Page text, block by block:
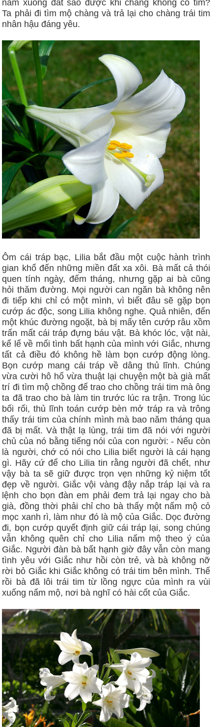
nằm xuống đất sao được khi chàng không có tim?
Ta phải đi tìm mộ chàng và trả lại cho chàng trái tim
nhân hậu đáng yêu.
Ôm cái tráp bạc, Lilia bắt đầu một cuộc hành trình
gian khổ đến những miền đất xa xôi. Bà mất cả thói
quen tính ngày, đếm tháng, nhưng gặp ai bà cũng
hỏi thăm đường. Mọi người can ngăn bà không nên
đi tiếp khi chỉ có một mình, vì biết đâu sẽ gặp bọn
cướp ác độc, song Lilia không nghe. Quả nhiên, đến
một khúc đường ngoặt, bà bị mấy tên cướp râu xồm
trấn mất cái tráp đựng báu vật. Bà khóc lóc, vật nài,
kể lể về mối tình bất hạnh của mình với Giắc, nhưng
tất cả điều đó không hề làm bọn cướp động lòng.
Bọn cướp mang cái tráp về dâng thủ lĩnh. Chúng
vừa cười hô hố vừa thuật lại chuyện một bà già mất
trí đi tìm mộ chồng để trao cho chồng trái tim mà ông
ta đã trao cho bà làm tin trước lúc ra trận. Trong lúc
bối rối, thủ lĩnh toán cướp bèn mở tráp ra và trông
thấy trái tim của chính mình mà bao năm tháng qua
đã bị mất. Và thật lạ lùng, trái tim đã nói với người
chủ của nó bằng tiếng nói của con người: - Nếu còn
là người, chớ có nói cho Lilia biết người là cái hạng
gì. Hãy cứ để cho Lilia tin rằng người đã chết, như
vậy bà ta sẽ giữ được trọn vẹn những kỷ niệm tốt
đẹp về người. Giắc vội vàng đậy nắp tráp lại và ra
lệnh cho bọn đàn em phải đem trả lại ngay cho bà
già, đồng thời phải chỉ cho bà thấy một nấm mộ cỏ
mọc xanh rì, làm như đó là mộ của Giắc. Dọc đường
đi, bọn cướp quyết định giữ cái tráp lại, song chúng
vẫn không quên chỉ cho Lilia nấm mộ theo ý của
Giắc. Người đàn bà bất hạnh giờ đây vẫn còn mang
tình yêu với Giắc như hồi còn trẻ, và bà không nỡ
rời bỏ Giắc khi Giắc không có trái tim bên mình. Thế
rồi bà đã lôi trái tim từ lồng ngực của mình ra vùi
xuống nấm mộ, nơi bà nghĩ có hài cốt của Giắc.